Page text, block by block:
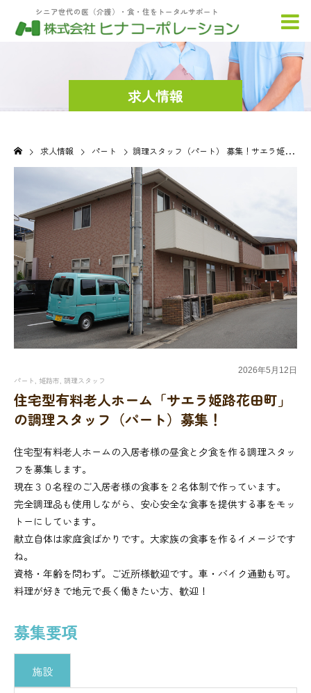
シニア世代の医（介護）・食・住をトータルサポート
求人情報
求人情報 パート 調理スタッフ（パート） 募集！サエラ姫路花田町
2026年5月 12日
パート, 姫路市, 調理スタッフ
住宅型有料老人ホーム「サエラ姫路花田町」
の調理スタッフ（パート）募集！
住宅型有料老人ホームの入居者様の昼食と夕食を作る調理スタッ
フを募集します。
現在３０名程のご入居者様の食事を２名体制で作っています。
完全調理品も使用しながら、安心安全な食事を提供する事をモッ
トーにしています。
献立自体は家庭食ばかりです。大家族の食事を作るイメージです
ね。
資格・年齢を問わず。ご近所様歓迎です。車・バイク通勤も可。
料理が好きで地元で長く働きたい方、歓迎！
募集要項
施設